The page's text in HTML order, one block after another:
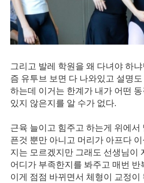
그리고 발레 학원을 왜 다녀야 하
즘 유투브 보면 다 나와있고 설명
하는데 이거는 한계가 내가 어떤
있지 않은지를 알 수가 없다.
근육 늘이고 힘주고 하는게 위에서
픈것 뿐만 아니고 머리가 아프다
지는 모르겠지만 그래도 선생님이
어디가 부족한지를 봐주고 매번 반
이게 점점 바뀌면서 체형이 교정이